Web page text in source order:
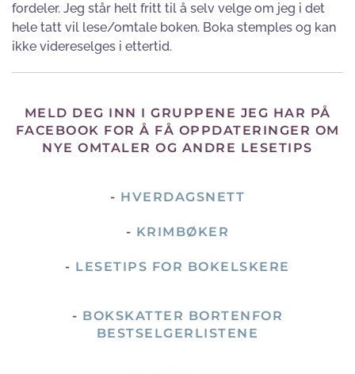
fordeler. Jeg står helt fritt til å selv velge om jeg i det
hele tatt vil lese/omtale boken. Boka stemples og kan
ikke videreselges i ettertid.
MELD DEG INN I GRUPPENE JEG HAR PÅ
FACEBOOK FOR Å FÅ OPPDATERINGER OM
NYE OMTALER OG ANDRE LESETIPS
- HVERDAGSNETT
- KRIMBØKER
- LESETIPS FOR BOKELSKERE
- BOKSKATTER BORTENFOR
BESTSELGERLISTENE